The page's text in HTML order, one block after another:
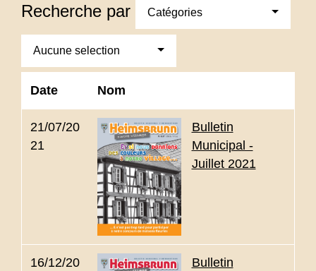
Recherche par Catégories
Aucune selection
Date Nom
21/07/20
21
Bulletin
Municipal -
Juillet 2021
16/12/20
Bulletin